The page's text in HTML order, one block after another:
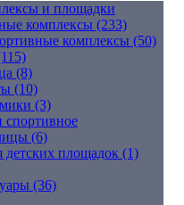
и площадки
комплексы (233)
комплексы (50)
(8)
(10)
(3)
спортивное
(6)
площадок (1)
(36)